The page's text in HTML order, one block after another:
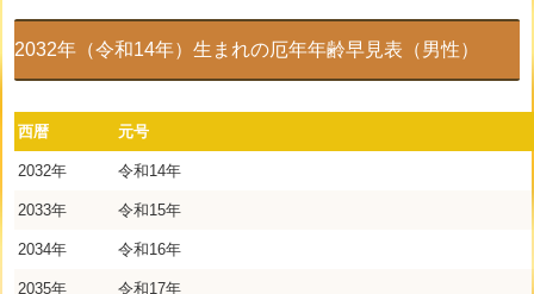
2032年（令和14年）生まれの厄年年齢早見表（男性）
西暦 元号
2032年 令和14年
2033年 令和15年
2034年 令和16年
2035年 令和17年